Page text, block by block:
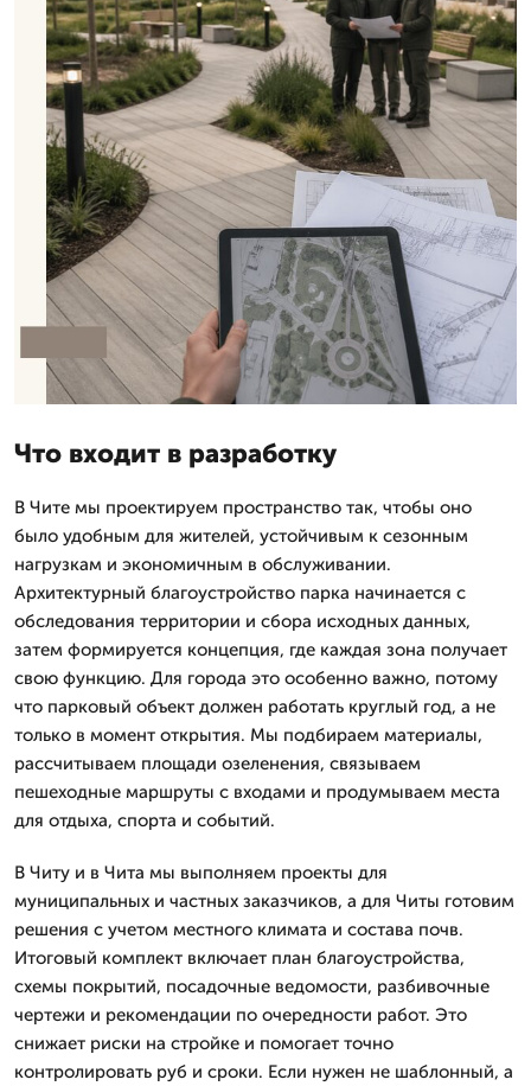
Что входит в разработку
В Чите мы проектируем пространство так, чтобы оно
было удобным для жителей, устойчивым к сезонным
нагрузкам и экономичным в обслуживании.
Архитектурный благоустройство парка начинается с
обследования территории и сбора исходных данных,
затем формируется концепция, где каждая зона получает
свою функцию. Для города это особенно важно, потому
что парковый объект должен работать круглый год, а не
только в момент открытия. Мы подбираем материалы,
рассчитываем площади озеленения, связываем
пешеходные маршруты с входами и продумываем места
для отдыха, спорта и событий.
В Читу и в Чита мы выполняем проекты для
муниципальных и частных заказчиков, а для Читы готовим
решения с учетом местного климата и состава почв.
Итоговый комплект включает план благоустройства,
схемы покрытий, посадочные ведомости, разбивочные
чертежи и рекомендации по очередности работ. Это
снижает риски на стройке и помогает точно
контролировать руб и сроки. Если нужен не шаблонный, а